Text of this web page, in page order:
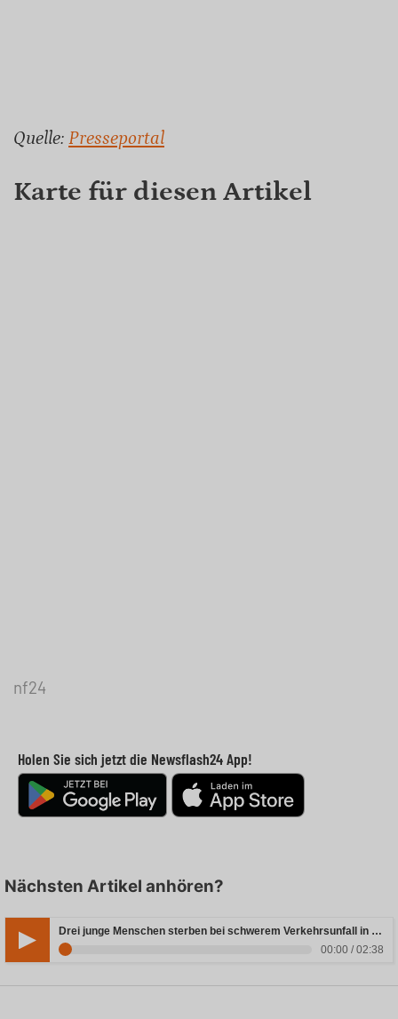
Quelle: Presseportal
Karte für diesen Artikel
nf24
Holen Sie sich jetzt die Newsflash24 App!
Nächsten Artikel anhören?
Drei junge Menschen sterben bei schwerem Verkehrsunfall in Rheinland-Pfalz
00:00 / 02:38